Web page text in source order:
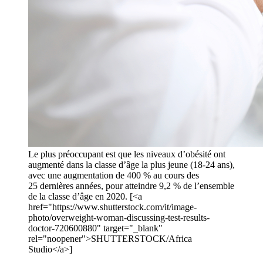
Le plus préoccupant est que les niveaux d’obésité ont
augmenté dans la classe d’âge la plus jeune (18-24 ans),
avec une augmentation de 400 % au cours des
25 dernières années, pour atteindre 9,2 % de l’ensemble
de la classe d’âge en 2020. [<a
href="https://www.shutterstock.com/it/image-
photo/overweight-woman-discussing-test-results-
doctor-720600880" target="_blank"
rel="noopener">SHUTTERSTOCK/Africa
Studio</a>]